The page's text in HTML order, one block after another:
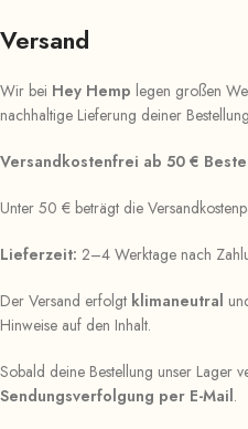
Versand
Wir bei Hey Hemp legen großen
nachhaltige Lieferung deiner
Versandkostenfrei ab 50 €
Unter 50 € beträgt die
Lieferzeit: 2–4 Werktage nach
Der Versand erfolgt klimaneutral
Hinweise auf den Inhalt.
Sobald deine Bestellung unser Lager
Sendungsverfolgung per E-Mail.